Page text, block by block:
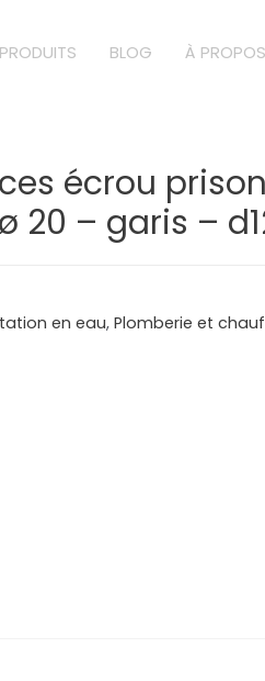
BLOG À PROPOS
écrou
20 – garis –
en eau,Plomberie et